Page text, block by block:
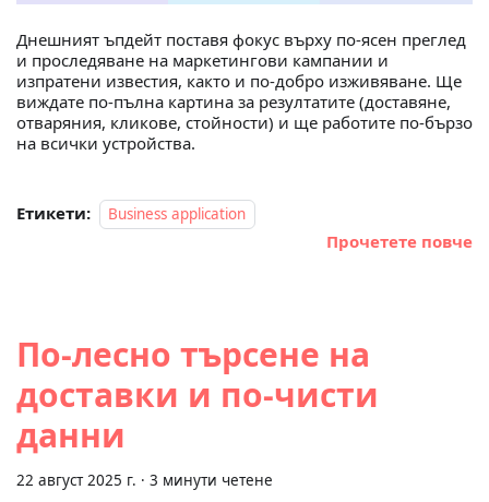
Днешният ъпдейт поставя фокус върху по‑ясен преглед
и проследяване на маркетингови кампании и
изпратени известия, както и по‑добро изживяване. Ще
виждате по‑пълна картина за резултатите (доставяне,
отваряния, кликове, стойности) и ще работите по‑бързо
на всички устройства.
Етикети: Business application
Прочетете повче
По‑лесно търсене на
доставки и по‑чисти
данни
22 август 2025 г. · 3 минути четене